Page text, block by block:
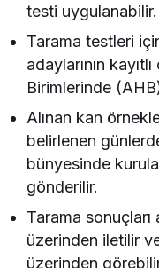
testi uygulanabilir.
Tarama testleri
adaylarının
Birimlerinde (AHB)
Alınan kan
belirlenen
bünyesinde
gönderilir.
Tarama
üzerinden iletilir
üzerinden